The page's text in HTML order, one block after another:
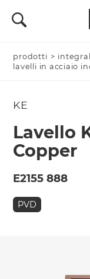
prodotti >
lavelli in acciaio
KE
Lavello
Copper
E2155 888
PVD
Nominativo *
Nome Azienda